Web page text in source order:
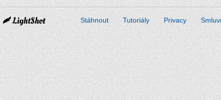
Stáhnout Tutoriály Privacy